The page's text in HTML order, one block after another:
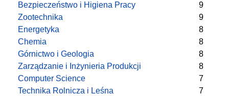
Bezpieczeństwo i Higiena Pracy
9
Zootechnika
9
Energetyka
8
Chemia
8
Górnictwo i Geologia
8
Zarządzanie i Inżynieria Produkcji
8
Computer Science
7
Technika Rolnicza i Leśna
7